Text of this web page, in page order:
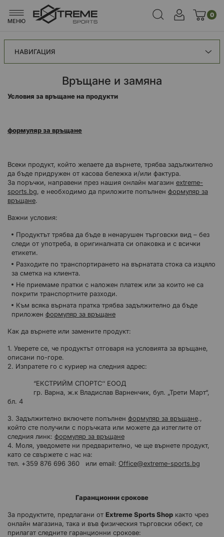
МЕНЮ
0
Връщане и замяна
Условия за връщане на продукти
формуляр за връщане
Всеки продукт, който желаете да върнете, трябва задължително
да бъде придружен от касова бележка и/или фактура.
За поръчки, направени през нашия онлайн магазин extreme-
sports.bg, е необходимо да приложите попълнен формуляр за
връщане.
Важни условия:
Продуктът трябва да бъде в ненарушен търговски вид – без
следи от употреба, в оригиналната си опаковка и с всички
етикети.
Разходите по транспортирането на върнатата стока са изцяло
за сметка на клиента.
Не приемаме пратки с наложен платеж или за които не са
покрити транспортните разходи.
Към всяка върната пратка трябва задължително да бъде
приложен формуляр за връщане
Как да върнете или замените продукт:
1. Уверете се, че продуктът отговаря на условията за връщане,
описани по-горе.
2. Изпратете го с куриер на следния адрес:
“ЕКСТРИЙМ СПОРТС‘‘ ЕООД
гр. Варна, ж.к Владислав Варненчик, бул. „Трети Март“,
бл. 4
3. Задължително включете попълнен формуляр за връщане.,
който сте получили с поръчката или можете да изтеглите от
следния линк: формуляр за връщане
4. Моля, уведомете ни предварително, че ще върнете продукт,
като се свържете с нас на:
тел. +359 876 696 360 или email: Office@extreme-sports.bg
Гаранционни срокове
За продуктите, предлагани от Extreme Sports Shop както чрез
онлайн магазина, така и във физическия търговски обект, се
прилагат следните гаранционни срокове:
НАВИГАЦИЯ